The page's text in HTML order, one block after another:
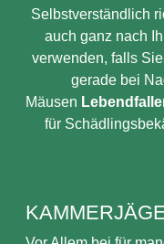
Selbstverständlich
auch ganz nach
verwenden, falls
gerade bei
Mäusen
für